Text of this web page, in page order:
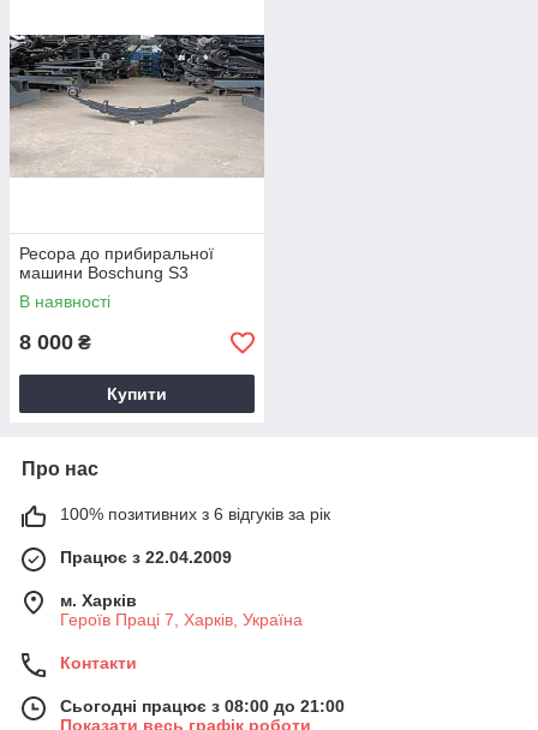
Ресора до прибиральної
машини Boschung S3
В наявності
8 000 ₴
Купити
Про нас
100% позитивних з 6 відгуків за рік
Працює з 22.04.2009
м. Харків
Героїв Праці 7, Харків, Україна
Контакти
Сьогодні працює з 08:00 до 21:00
Показати весь графік роботи